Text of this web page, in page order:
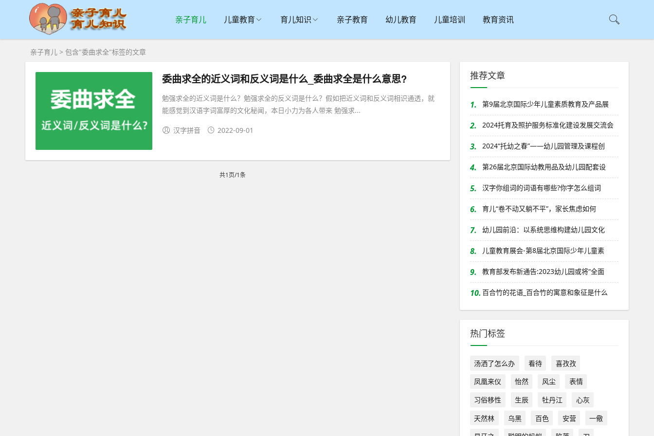
亲子育儿 儿童教育 育儿知识 亲子教育 幼儿教育 儿童培训 教育资讯
亲子育儿 > 包含"委曲求全"标签的文章
委曲求全的近义词和反义词是什么_委曲求全是什么意思?
勉强求全的近义词是什么？勉强求全的反义词是什么？假如把近义词和反义词相识通透，就
能感觉到汉语字词富厚的文化秘闻，本日小力为各人带来 勉强求...
汉字拼音 2022-09-01
共1页/1条
推荐文章
1. 第9届北京国际少年儿童素质教育及产品展
2. 2024托育及照护服务标准化建设发展交流会
3. 2024“托幼之春”——幼儿园管理及课程创
4. 第26届北京国际幼教用品及幼儿园配套设
5. 汉字你组词的词语有哪些?你字怎么组词
6. 育儿“卷不动又躺不平”，家长焦虑如何
7. 幼儿园前沿：以系统思维构建幼儿园文化
8. 儿童教育展会-第8届北京国际少年儿童素
9. 教育部发布新通告:2023幼儿园或将“全面
10. 百合竹的花语_百合竹的寓意和象征是什么
热门标签
汤洒了怎么办 看待
喜孜孜
凤凰来仪
怡然 风尘
表情
习俗移性
生辰 牡丹江
心灰
天然林
乌黑 百色 安营
一儆